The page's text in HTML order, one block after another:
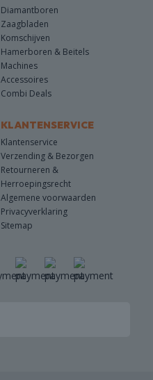
Diamantboren
Zaagbladen
Komschijven
Hamerboren & Beitels
Machines
Accessoires
Combi Deals
KLANTENSERVICE
Klantenservice
Verzending & Bezorgen
Retourneren &
Herroepingsrecht
Algemene voorwaarden
Privacyverklaring
Sitemap